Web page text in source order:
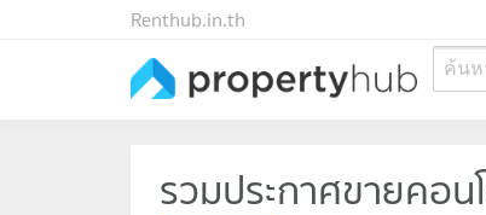
Renthub.in.th
ค้นห
รวมประกาศขายคอน